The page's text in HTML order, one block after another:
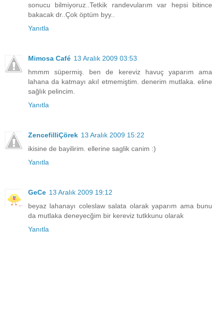
sonucu bilmiyoruz..Tetkik randevularım var hepsi bitince
bakacak dr..Çok öptüm byy..
Yanıtla
Mimosa Café 13 Aralık 2009 03:53
hmmm süpermiş. ben de kereviz havuç yaparım ama
lahana da katmayı akıl etmemiştim. denerim mutlaka. eline
sağlık pelincim.
Yanıtla
ZencefilliÇörek 13 Aralık 2009 15:22
ikisine de bayilirim. ellerine saglik canim :)
Yanıtla
GeCe 13 Aralık 2009 19:12
beyaz lahanayı coleslaw salata olarak yaparım ama bunu
da mutlaka deneyecğim bir kereviz tutkkunu olarak
Yanıtla